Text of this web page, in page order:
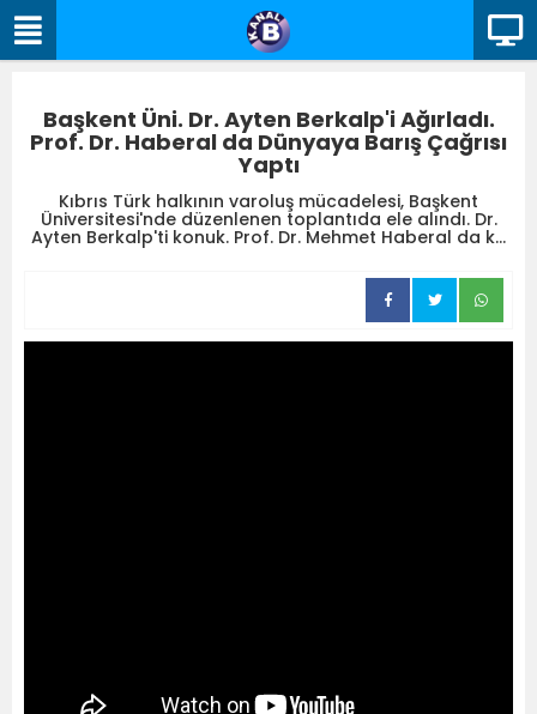
Başkent Üni. Dr. Ayten Berkalp'i Ağırladı.
Prof. Dr. Haberal da Dünyaya Barış Çağrısı
Yaptı
Kıbrıs Türk halkının varoluş mücadelesi, Başkent
Üniversitesi'nde düzenlenen toplantıda ele alındı. Dr.
Ayten Berkalp'ti konuk. Prof. Dr. Mehmet Haberal da k...